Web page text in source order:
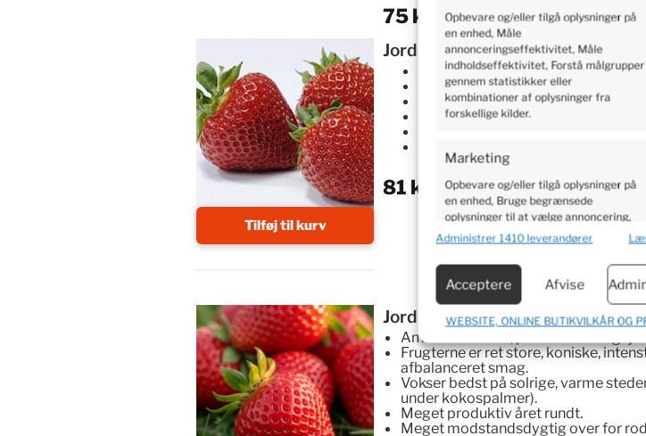
Opbevare og/eller tilgå oplysninger på
en enhed, Måle
annonceringseffektivitet, Måle
indholdseffektivitet, Forstå målgrupper
gennem statistikker eller
kombinationer af oplysninger fra
forskellige kilder.
Marketing
Opbevare og/eller tilgå oplysninger på
en enhed, Bruge begrænsede
oplysninger til at vælge annoncering,
Oprette profiler til tilpasset
annoncering, Bruge profiler til at vælge
tilpasset annoncering, Oprette profiler
for at tilpasse indhold, Bruge profiler til
at vælge tilpasset indhold, Udvikle og
Funktioner
Altid
Matche og kombinere data
fra andre datakilder,
Tilknytte forskellige enheder,
Identificere enheder baseret
Administrer 1410 leverandører
Acceptere Afvise
WEBSITE, ONLINE BUTIKVILKÅR OG
75kr.
Tilføj til kurv
Jordbær Polka 10 planter
Europas førende jordbærsort—
Mellemsen sort — modner fra midt
Ekstremt produktiv med markant
Store, faste og aromatiske frugter
81 kr.
Jordbær Albion 10 planter
Amerikansk sort, producerer frugt
Frugterne er ret store, koniske,
afbalanceret smag.
Vokser bedst på solrige, varme
under kokospalmer).
Meget produktiv året rundt.
Meget modstandsdygtig over for